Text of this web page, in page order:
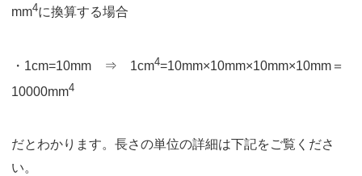
mm4に換算する場合
・1cm=10mm ⇒ 1cm4=10mm×10mm×10mm×10mm＝
10000mm4
だとわかります。長さの単位の詳細は下記をご覧くださ
い。